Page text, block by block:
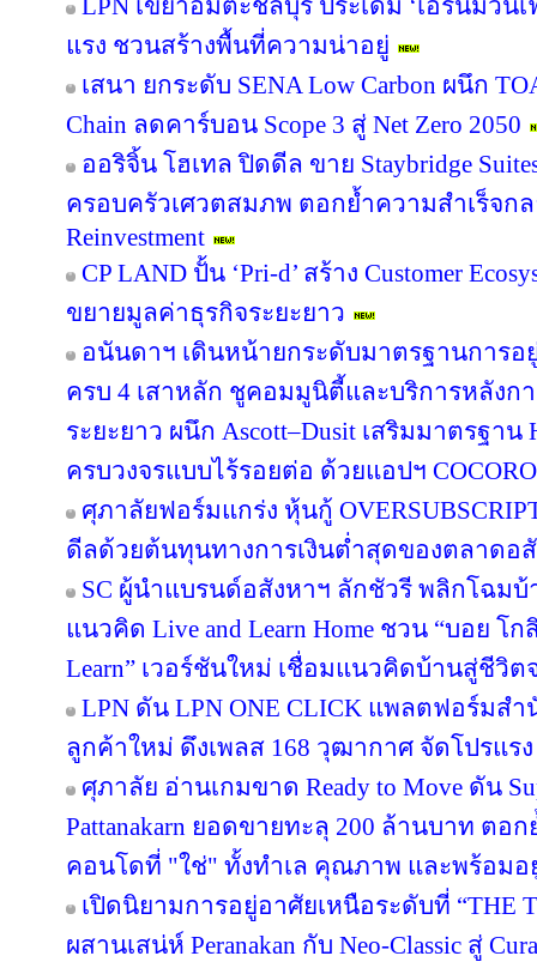
LPN เขย่าอมตะชลบุรี ประเดิม ‘เอิร์นม่วนเ
แรง ชวนสร้างพื้นที่ความน่าอยู่
เสนา ยกระดับ SENA Low Carbon ผนึก
Chain ลดคาร์บอน Scope 3 สู่ Net Zero 2050
ออริจิ้น โฮเทล ปิดดีล ขาย Staybridge
ครอบครัวเศวตสมภพ ตอกย้ำความสำเร็จกล
Reinvestment
CP LAND ปั้น ‘Pri-d’ สร้าง Customer
ขยายมูลค่าธุรกิจระยะยาว
อนันดาฯ เดินหน้ายกระดับมาตรฐานการอยู่
ครบ 4 เสาหลัก ชูคอมมูนิตี้และบริการหลังกา
ระยะยาว ผนึก Ascott–Dusit เสริมมาตรฐา
ครบวงจรแบบไร้รอยต่อ ด้วยแอปฯ COCORO
ศุภาลัยฟอร์มแกร่ง หุ้นกู้
ดีลด้วยต้นทุนทางการเงินต่ำสุดของตลาดอ
SC ผู้นำแบรนด์อสังหาฯ ลักชัวรี พลิกโฉมบ้
แนวคิด Live and Learn Home ชวน “บอย โ
Learn” เวอร์ชันใหม่ เชื่อมแนวคิดบ้านสู่ชีวิต
LPN ดัน LPN ONE CLICK แพลตฟอร์มส
ลูกค้าใหม่ ดึงเพลส 168 วุฒากาศ จัดโปรแร
ศุภาลัย อ่านเกมขาด Ready to Move ดัน
Pattanakarn ยอดขายทะลุ 200 ล้านบาท ต
คอนโดที่ "ใช่" ทั้งทำเล คุณภาพ และพร้อมอ
เปิดนิยามการอยู่อาศัยเหนือระดับที่ “THE
ผสานเสน่ห์ Peranakan กับ Neo-Classic สู่